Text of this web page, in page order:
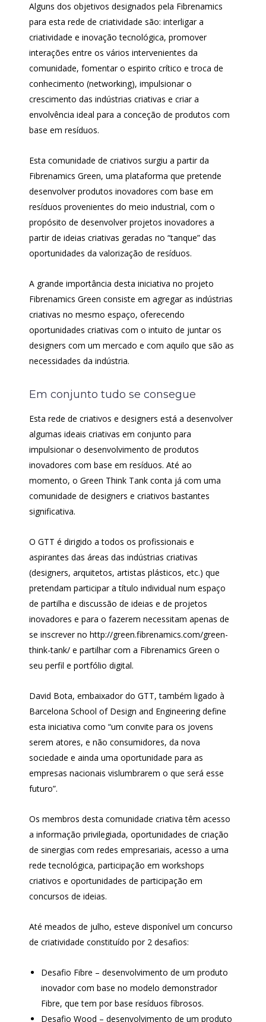
Alguns dos objetivos designados pela Fibrenamics
para esta rede de criatividade são: interligar a
criatividade e inovação tecnológica, promover
interações entre os vários intervenientes da
comunidade, fomentar o espirito crítico e troca de
conhecimento (networking), impulsionar o
crescimento das indústrias criativas e criar a
envolvência ideal para a conceção de produtos com
base em resíduos.
Esta comunidade de criativos surgiu a partir da
Fibrenamics Green, uma plataforma que pretende
desenvolver produtos inovadores com base em
resíduos provenientes do meio industrial, com o
propósito de desenvolver projetos inovadores a
partir de ideias criativas geradas no “tanque” das
oportunidades da valorização de resíduos.
A grande importância desta iniciativa no projeto
Fibrenamics Green consiste em agregar as indústrias
criativas no mesmo espaço, oferecendo
oportunidades criativas com o intuito de juntar os
designers com um mercado e com aquilo que são as
necessidades da indústria.
Em conjunto tudo se consegue
Esta rede de criativos e designers está a desenvolver
algumas ideais criativas em conjunto para
impulsionar o desenvolvimento de produtos
inovadores com base em resíduos. Até ao
momento, o Green Think Tank conta já com uma
comunidade de designers e criativos bastantes
significativa.
O GTT é dirigido a todos os profissionais e
aspirantes das áreas das indústrias criativas
(designers, arquitetos, artistas plásticos, etc.) que
pretendam participar a título individual num espaço
de partilha e discussão de ideias e de projetos
inovadores e para o fazerem necessitam apenas de
se inscrever no http://green.fibrenamics.com/green-
think-tank/ e partilhar com a Fibrenamics Green o
seu perfil e portfólio digital.
David Bota, embaixador do GTT, também ligado à
Barcelona School of Design and Engineering define
esta iniciativa como “um convite para os jovens
serem atores, e não consumidores, da nova
sociedade e ainda uma oportunidade para as
empresas nacionais vislumbrarem o que será esse
futuro”.
Os membros desta comunidade criativa têm acesso
a informação privilegiada, oportunidades de criação
de sinergias com redes empresariais, acesso a uma
rede tecnológica, participação em workshops
criativos e oportunidades de participação em
concursos de ideias.
Até meados de julho, esteve disponível um concurso
de criatividade constituído por 2 desafios:
Desafio Fibre – desenvolvimento de um produto
inovador com base no modelo demonstrador
Fibre, que tem por base resíduos fibrosos.
Desafio Wood – desenvolvimento de um produto